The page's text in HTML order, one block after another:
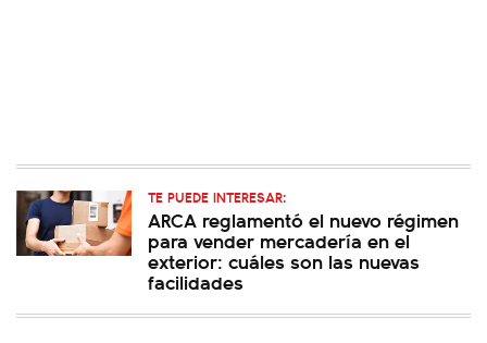
TE PUEDE INTERESAR:
ARCA reglamentó el nuevo régimen
para vender mercadería en el
exterior: cuáles son las nuevas
facilidades